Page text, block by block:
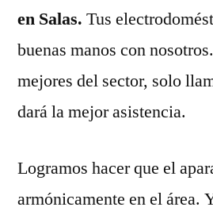
en Salas. Tus
buenas manos con
mejores del sector, solo
dará la mejor asistencia.
Logramos hacer que el
armónicamente en el área.